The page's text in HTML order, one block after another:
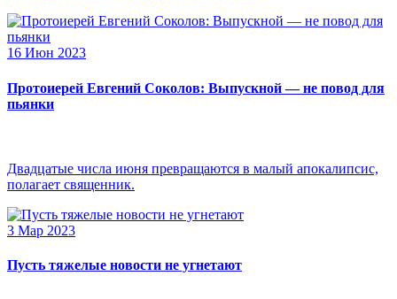
16 Июн 2023
Протоиерей Евгений Соколов: Выпускной — не повод для
пьянки
Двадцатые числа июня превращаются в малый апокалипсис,
полагает священник.
3 Мар 2023
Пусть тяжелые новости не угнетают